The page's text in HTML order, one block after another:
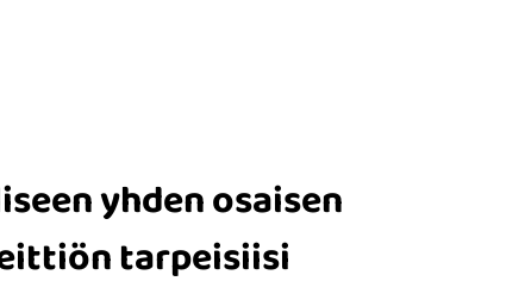
yhden osaisen
tarpeisiisi